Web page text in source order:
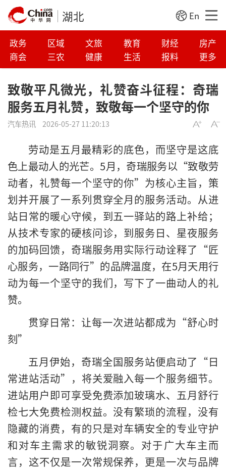
湖北 En
政务 区域 文旅 教育 财经
房产
商会
三农 健康 生活 报料 更多
致敬平凡微光，礼赞奋斗征程：奇瑞
服务五月礼赞，致敬每一个坚守的你
汽车热讯 2026-05-27 11:20:13
劳动是五月最精彩的底色，而坚守是这底
色上最动人的光芒。5月，奇瑞服务以“致敬劳
动者，礼赞每一个坚守的你”为核心主旨，策
划并开展了一系列贯穿全月的服务活动。从进
站日常的暖心守候，到五一驿站的路上补给；
从技术专家的硬核问诊，到服务日、星夜服务
的加码回馈，奇瑞服务用实际行动诠释了“匠
心服务，一路同行”的品牌温度，在5月天用行
动为每一个坚守的我们，写下了一曲动人的礼
赞。
贯穿日常：让每一次进站都成为“舒心时
刻”
五月伊始，奇瑞全国服务站便启动了“日
常进站活动”，将关爱融入每一个服务细节。
进站用户即可享受免费添加玻璃水、五月舒行
检七大免费检测权益。没有繁琐的流程，没有
隐藏的消费，有的只是对车辆安全的专业守护
和对车主需求的敏锐洞察。对于广大车主而
言，这不仅是一次常规保养，更是一次与品牌